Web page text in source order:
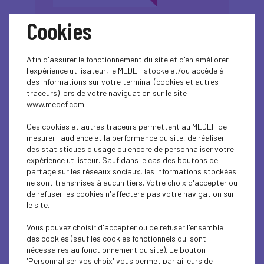
25
2025
des femmes aux
postes de
responsabilité" le 25
mars à 18h00
Cookies
Afin d'assurer le fonctionnement du site et d'en améliorer
l'expérience utilisateur, le MEDEF stocke et/ou accède à
des informations sur votre terminal (cookies et autres
traceurs) lors de votre naviguation sur le site
www.medef.com.
Ces cookies et autres traceurs permettent au MEDEF de
mesurer l'audience et la performance du site, de réaliser
des statistiques d'usage ou encore de personnaliser votre
expérience utilisteur. Sauf dans le cas des boutons de
partage sur les réseaux sociaux, les informations stockées
ne sont transmises à aucun tiers. Votre choix d'accepter ou
de refuser les cookies n'affectera pas votre navigation sur
le site.
Vous pouvez choisir d'accepter ou de refuser l'ensemble
des cookies (sauf les cookies fonctionnels qui sont
nécessaires au fonctionnement du site). Le bouton
'Personnaliser vos choix' vous permet par ailleurs de